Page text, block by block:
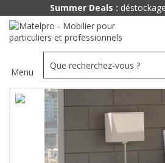
Menu
Summer Deals :